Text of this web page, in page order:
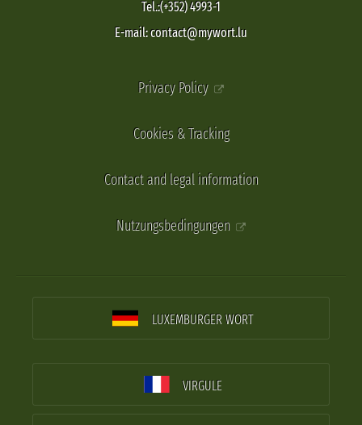
Tel.:(+352) 4993-1
E-mail: contact@mywort.lu
Privacy Policy
Cookies & Tracking
Contact and legal information
Nutzungsbedingungen
LUXEMBURGER WORT
VIRGULE